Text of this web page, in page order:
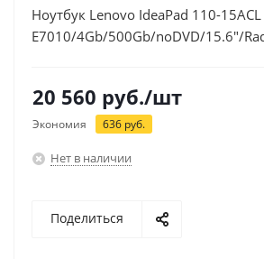
Ноутбук Lenovo IdeaPad 110-
E7010/4Gb/500Gb/noDVD/15.6"/
20 560 руб./шт
Экономия 636 руб.
Нет в наличии
Поделиться